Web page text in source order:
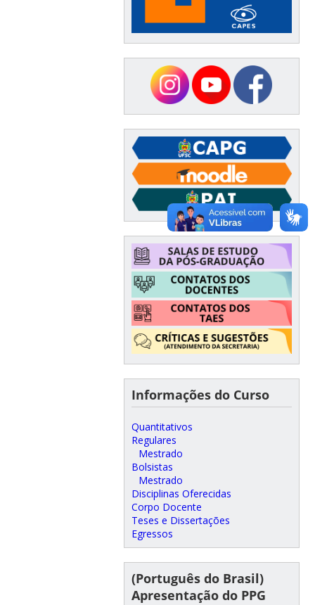
Informações do Curso
Quantitativos
Regulares
Mestrado
Bolsistas
Mestrado
Disciplinas Oferecidas
Corpo Docente
Teses e Dissertações
Egressos
(Português do Brasil)
Apresentação do PPG